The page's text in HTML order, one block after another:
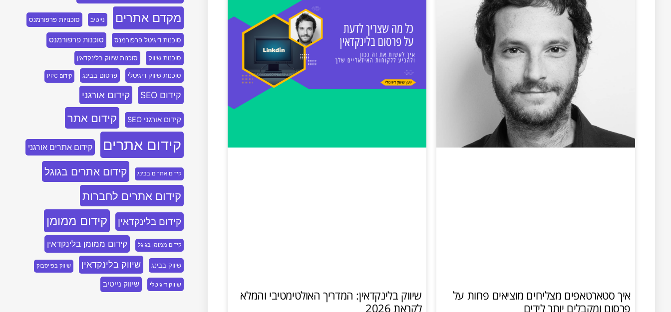
איך סטארטאפים מצליחים מוציאים פחות על
פרסום ומקבלים יותר לידים
שיווק בלינקדאין: המדריך האולטימטיבי והמלא
לקראת 2026
מקדם אתרים
נייטיב סוכנויות פרפורמנס
סוכנות דיגיטל פרפורמנס סוכנות פרפורמנס
סוכנות שיווק סוכנות שיווק בלינקדאין
סוכנות שיווק דיגיטלי פרסום בבינג קידום PPC
קידום SEO קידום אורגני
קידום אורגני SEO קידום אתר
קידום אתרים קידום אתרים אורגני
קידום אתרים בבינג קידום אתרים בגוגל
קידום אתרים לחברות
קידום בלינקדאין קידום ממומן
קידום ממומן בגוגל קידום ממומן בלינקדאין
שיווק בבינג שיווק בלינקדאין שיווק בפייסבוק
שיווק דיגיטלי שיווק נייטיב